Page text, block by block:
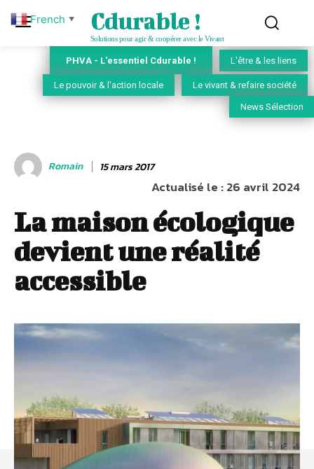
Cdurable !
Solutions pour agir & coopérer avec le Vivant
PHVA - L'essentiel Cdurable ! L'être & les liens
Le pouvoir & l'action locale Le vivant & refaire société
News Sélection
Romain 15 mars 2017
Actualisé le :26 avril 2024
La maison écologique
devient une réalité
accessible
French ▼